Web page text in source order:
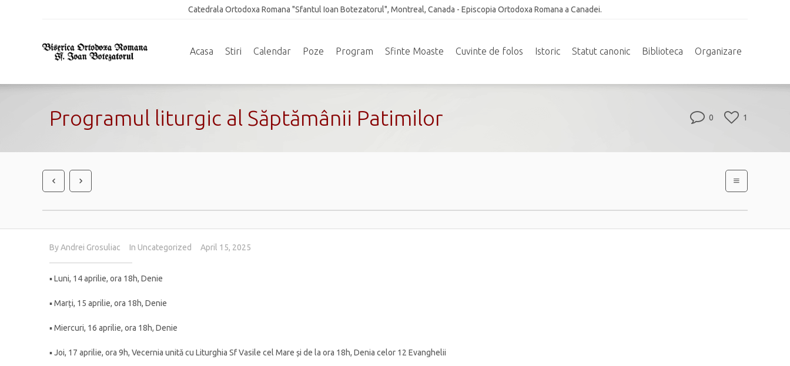
Catedrala Ortodoxa Romana "Sfantul Ioan Botezatorul", Montreal, Canada - Episcopia Ortodoxa Romana a Canadei.
Acasa Stiri Calendar Poze Program Sfinte Moaste Cuvinte de folos Istoric Statut canonic Biblioteca Organizare
Programul liturgic al Săptămânii Patimilor 0 1
ByAndrei Grosuliac In Uncategorized April 15, 2025
▪︎ Luni, 14 aprilie, ora 18h, Denie
▪︎ Marți, 15 aprilie, ora 18h, Denie
▪︎ Miercuri, 16 aprilie, ora 18h, Denie
▪︎ Joi, 17 aprilie, ora 9h, Vecernia unită cu Liturghia Sf Vasile cel Mare și de la ora 18h, Denia celor 12 Evanghelii